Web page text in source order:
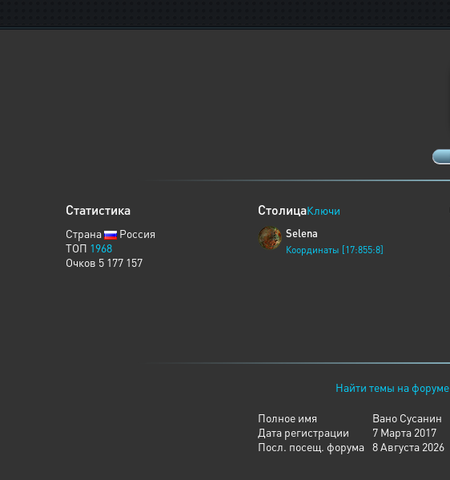
Статистика
Страна
Россия
ТОП 1968
Очков 5 177 157
СтолицаКлючи
Selena
Координаты [17:855:8]
Найти темы на форуме
Полное имя
Вано Сусанин
Дата регистрации
7 Марта 2017
Посл. посещ. форума 8 Августа 2026